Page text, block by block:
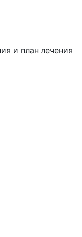
и план лечения